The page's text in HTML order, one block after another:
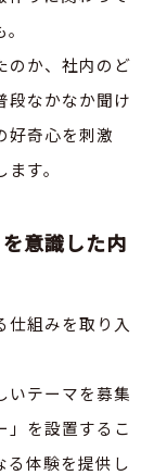
のか、社内のど
なかなか聞け
好奇心を刺激
す。
意識した内
仕組みを取り入
いテーマを募集
」を設置するこ
る体験を提供し